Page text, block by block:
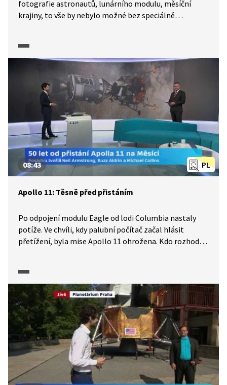
fotografie astronautů, lunárního modulu, měsíční
krajiny, to vše by nebylo možné bez speciálně
bez hledáčku, který je pro fotografa ve skafandru
zbytečný. Astrofotograf Zdeněk Bardon ukazuje téměř
originál přístroje, který byl používán na misích Apollo.
Úpravy nutné pro fotografování v kosmickém prostoru
popisuje technický specialista firmy Carl Zeiss.
Fotografování trénovaly posádky mise Apollo
v meteorickém kráteru v Arizoně. Pořad je součástí
série, kterou ČT připravila k 50. výročí přistání člověka
na Měsíci.
PL
08:43
Apollo 11: Těsně před přistáním
Po odpojení modulu Eagle od lodi Columbia nastaly
potíže. Ve chvíli, kdy palubní počítač začal hlásit
přetížení, byla mise Apollo 11 ohrožena. Kdo rozhodl
prožívali a jak je řešili? Chvíle těsně před přistáním
na Měsíci popisuje Vladimír Piskala z vědecké redakce
ČT v dalším z pořadů série připravené k 50. výročí
přistání člověka na Měsíci.